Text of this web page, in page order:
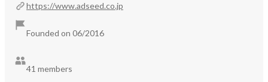
現在、未経験からは難しいとされるSES業界において、
100％プログラミング案件へのアサインと、要員起因によ
る解約0という状況を作り出すことに成功しております。
【IT教育事業】
https://www.adseed.co.jp
Founded on 06/2016
41 members